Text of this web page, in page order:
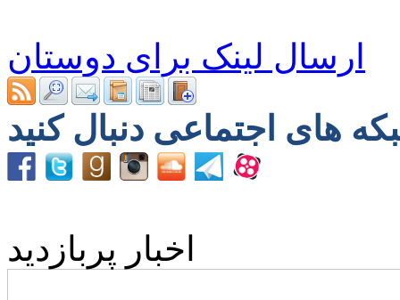
ارسال لینک برای دوستان
اخبار پربازدید